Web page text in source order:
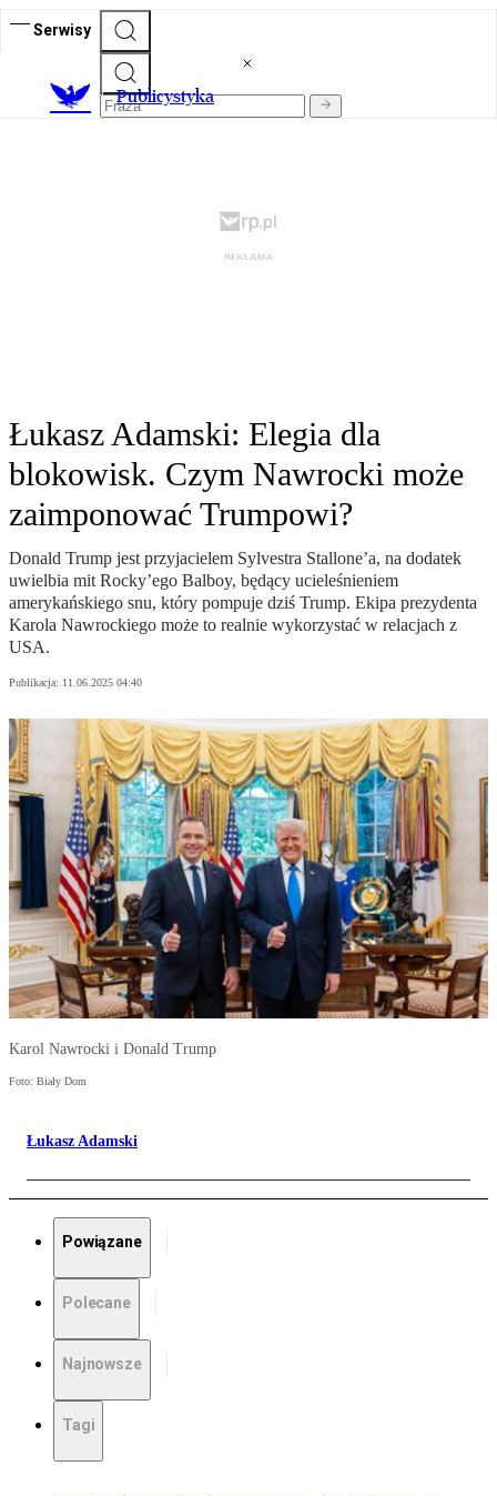
Serwisy
Publicystyka
Łukasz Adamski: Elegia dla
blokowisk. Czym Nawrocki może
zaimponować Trumpowi?
Donald Trump jest przyjacielem Sylvestra Stallone’a, na dodatek
uwielbia mit Rocky’ego Balboy, będący ucieleśnieniem
amerykańskiego snu, który pompuje dziś Trump. Ekipa prezydenta
Karola Nawrockiego może to realnie wykorzystać w relacjach z
USA.
Publikacja: 11.06.2025 04:40
Karol Nawrocki i Donald Trump
Foto: Biały Dom
Łukasz Adamski
Powiązane
Polecane
Najnowsze
Tagi